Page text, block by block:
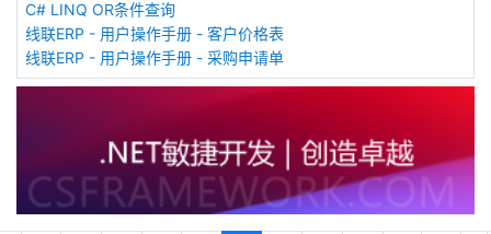
C# LINQ OR条件查询
线联ERP - 用户操作手册 - 客户价格表
线联ERP - 用户操作手册 - 采购申请单